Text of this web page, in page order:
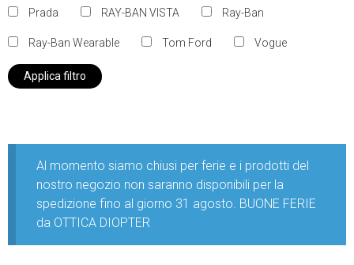
Prada RAY-BAN VISTA Ray-Ban
Ray-Ban Wearable Tom Ford Vogue
Applica filtro
Al momento siamo chiusi per ferie e i prodotti del
nostro negozio non saranno disponibili per la
spedizione fino al giorno 31 agosto. BUONE FERIE
da OTTICA DIOPTER